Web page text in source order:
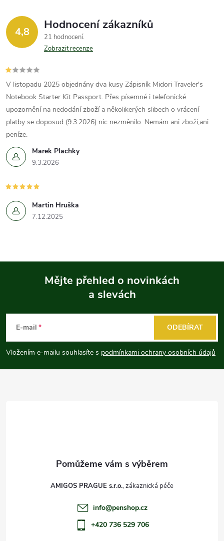
4,8 Hodnocení zákazníků
21 hodnocení
Zobrazit recenze
Marek Plachky
9.3.2026
V listopadu 2025 objednány dva kusy Zápisník Midori Traveler's
Notebook Starter Kit Passport. Přes písemné i telefonické
upozornění na nedodání zboží a několikerých slibech o vrácení
platby se doposud (9.3.2026) nic nezměnilo. Nemám ani zboží,ani
peníze.
Martin Hruška
7.12.2025
p
a
Mějte přehled o novinkách
a slevách
E-mail
Vložením e-mailu souhlasíte s podmínkami ochrany osobních údajů
ODEBÍRAT
AMIGOS PRAGUE s.r.o.
info@penshop.cz
+420 736 529 706